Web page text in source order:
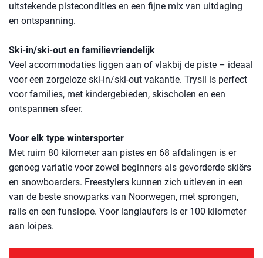
uitstekende pistecondities en een fijne mix van uitdaging
en ontspanning.
Ski-in/ski-out en familievriendelijk
Veel accommodaties liggen aan of vlakbij de piste – ideaal
voor een zorgeloze ski-in/ski-out vakantie. Trysil is perfect
voor families, met kindergebieden, skischolen en een
ontspannen sfeer.
Voor elk type wintersporter
Met ruim 80 kilometer aan pistes en 68 afdalingen is er
genoeg variatie voor zowel beginners als gevorderde skiërs
en snowboarders. Freestylers kunnen zich uitleven in een
van de beste snowparks van Noorwegen, met sprongen,
rails en een funslope. Voor langlaufers is er 100 kilometer
aan loipes.